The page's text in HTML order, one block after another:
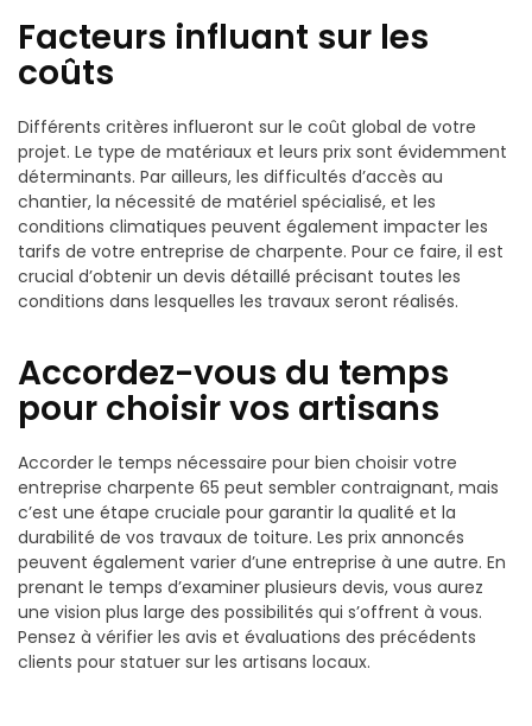
Facteurs influant sur les
coûts
Différents critères influeront sur le coût global de votre
projet. Le type de matériaux et leurs prix sont évidemment
déterminants. Par ailleurs, les difficultés d’accès au
chantier, la nécessité de matériel spécialisé, et les
conditions climatiques peuvent également impacter les
tarifs de votre entreprise de charpente. Pour ce faire, il est
crucial d’obtenir un devis détaillé précisant toutes les
conditions dans lesquelles les travaux seront réalisés.
Accordez-vous du temps
pour choisir vos artisans
Accorder le temps nécessaire pour bien choisir votre
entreprise charpente 65 peut sembler contraignant, mais
c’est une étape cruciale pour garantir la qualité et la
durabilité de vos travaux de toiture. Les prix annoncés
peuvent également varier d’une entreprise à une autre. En
prenant le temps d’examiner plusieurs devis, vous aurez
une vision plus large des possibilités qui s’offrent à vous.
Pensez à vérifier les avis et évaluations des précédents
clients pour statuer sur les artisans locaux.